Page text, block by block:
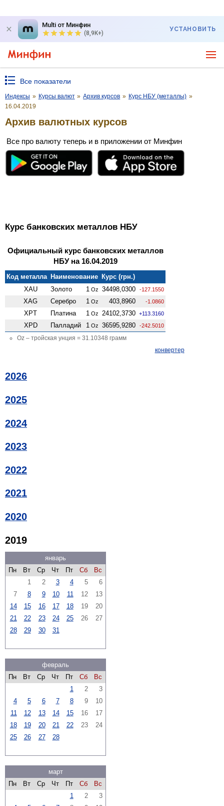
Multi от Минфин
(8,9K+)
УСТАНОВИТЬ
Все показатели
Индексы » Курсы валют » Архив курсов » Курс НБУ (металлы) »
16.04.2019
Архив валютных курсов
Все про валюту теперь и в приложении от Минфин
Курс банковских металлов НБУ
Официальный курс банковских металлов
НБУ на 16.04.2019
Код металла Наименование Курс (грн.)
XAU
Золото 1 Oz 34498,0300 -127.1550
XAG Серебро 1 Oz 403,8960 -1.0860
XPT Платина 1 Oz 24102,3730 +113.3160
XPD Палладий 1 Oz 36595,9280 -242.5010
Oz – тройская унция = 31.10348 грамм
конвертер
2026
2025
2024
2023
2022
2021
2020
2019
январь
Пн
Вт Ср Чт Пт Сб
Вс
1
2 3 4 5
6
7
8 9 10 11 12
13
14
15 16 17 18 19
20
21
22 23 24 25 26
27
28
29 30 31
февраль
Пн
Вт Ср Чт Пт Сб
Вс
1
2
3
4
5 6 7 8 9
10
11
12 13 14 15 16
17
18
19 20 21 22 23
24
25
26 27 28
март
Пн
Вт Ср Чт Пт Сб
Вс
1
2
3